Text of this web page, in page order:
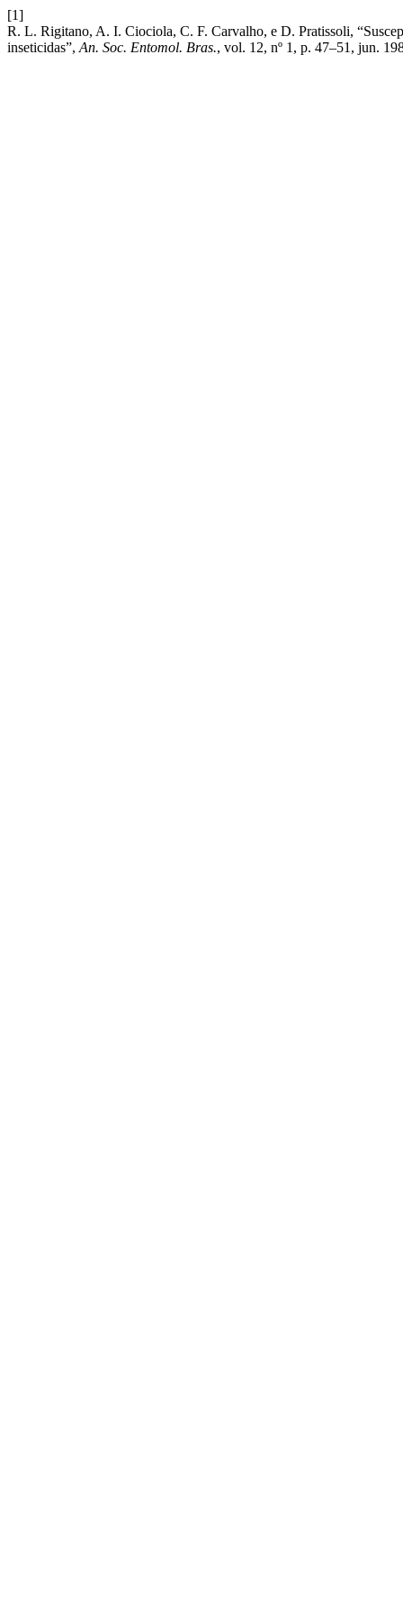
[1]
R. L. Rigitano, A. I. Ciociola, C. F. Carvalho, e D. Pratissoli,
inseticidas”, An. Soc. Entomol. Bras., vol. 12, nº 1, p. 47–51, jun.